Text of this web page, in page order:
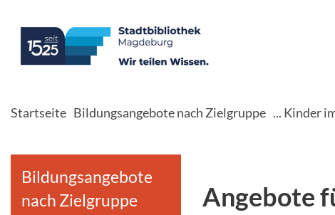
Startseite Bildungsangebote nach Zielgruppe ... Kinder
Bildungsangebote
nach Zielgruppe
Angebote